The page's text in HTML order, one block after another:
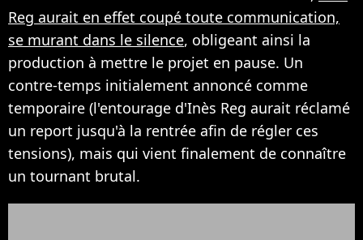
Reg aurait en effet coupé toute communication,
se murant dans le silence, obligeant ainsi la
production à mettre le projet en pause. Un
contre-temps initialement annoncé comme
temporaire (l'entourage d'Inès Reg aurait réclamé
un report jusqu'à la rentrée afin de régler ces
tensions), mais qui vient finalement de connaître
un tournant brutal.